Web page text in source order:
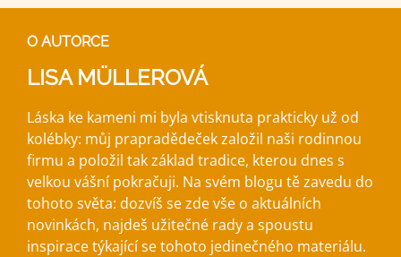
O AUTORCE
LISA MÜLLEROVÁ
Láska ke kameni mi byla vtisknuta prakticky už od
kolébky: můj prapradědeček založil naši rodinnou
firmu a položil tak základ tradice, kterou dnes s
velkou vášní pokračuji. Na svém blogu tě zavedu do
tohoto světa: dozvíš se zde vše o aktuálních
novinkách, najdeš užitečné rady a spoustu
inspirace týkající se tohoto jedinečného materiálu.